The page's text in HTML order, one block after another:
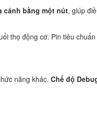
cánh bằng một nút, giúp
thọ động cơ. Pin tiêu chuẩn
năng khác. Chế độ